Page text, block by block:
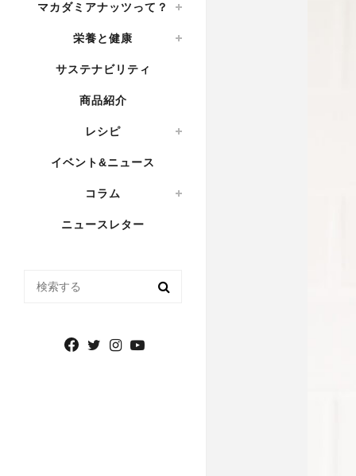
マカダミアナッツって？
栄養と健康
サステナビリティ
商品紹介
レシピ
イベント&ニュース
コラム
ニュースレター